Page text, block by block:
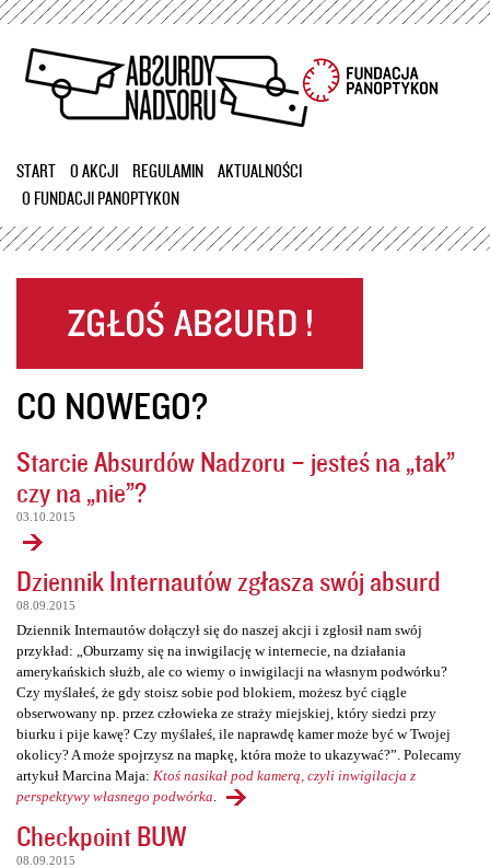
Przejdź
treści
START O AKCJI REGULAMIN
AKTUALNOŚCI
O FUNDACJI PANOPTYKON
CO NOWEGO?
Starcie Absurdów Nadzoru – jesteś na „tak”
czy na „nie”?
03.10.2015
Dziennik Internautów zgłasza swój absurd
08.09.2015
Dziennik Internautów dołączył się do naszej akcji i zgłosił nam swój
przykład: „Oburzamy się na inwigilację w internecie, na działania
amerykańskich służb, ale co wiemy o inwigilacji na własnym podwórku?
Czy myślałeś, że gdy stoisz sobie pod blokiem, możesz być ciągle
obserwowany np. przez człowieka ze straży miejskiej, który siedzi przy
biurku i pije kawę? Czy myślałeś, ile naprawdę kamer może być w Twojej
okolicy? A może spojrzysz na mapkę, która może to ukazywać?”. Polecamy
artykuł Marcina Maja: Ktoś nasikał pod kamerą, czyli inwigilacja z
perspektywy własnego podwórka
Checkpoint BUW
08.09.2015